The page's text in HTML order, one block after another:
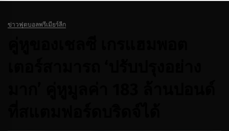
ข่าวฟุตบอลพรีเมียร์ลีก